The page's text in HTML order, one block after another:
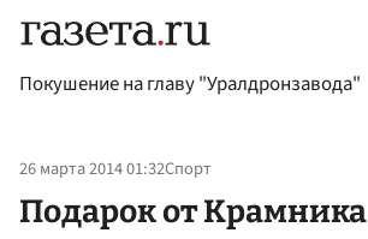
Покушение на главу "Уралдронзавода"
26 марта 2014 01:32Спорт
Подарок от Крамника